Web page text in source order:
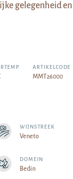
gelegenheid
ARTIKELCODE
MMT26000
WIJNSTREEK
Veneto
DOMEIN
Bedin